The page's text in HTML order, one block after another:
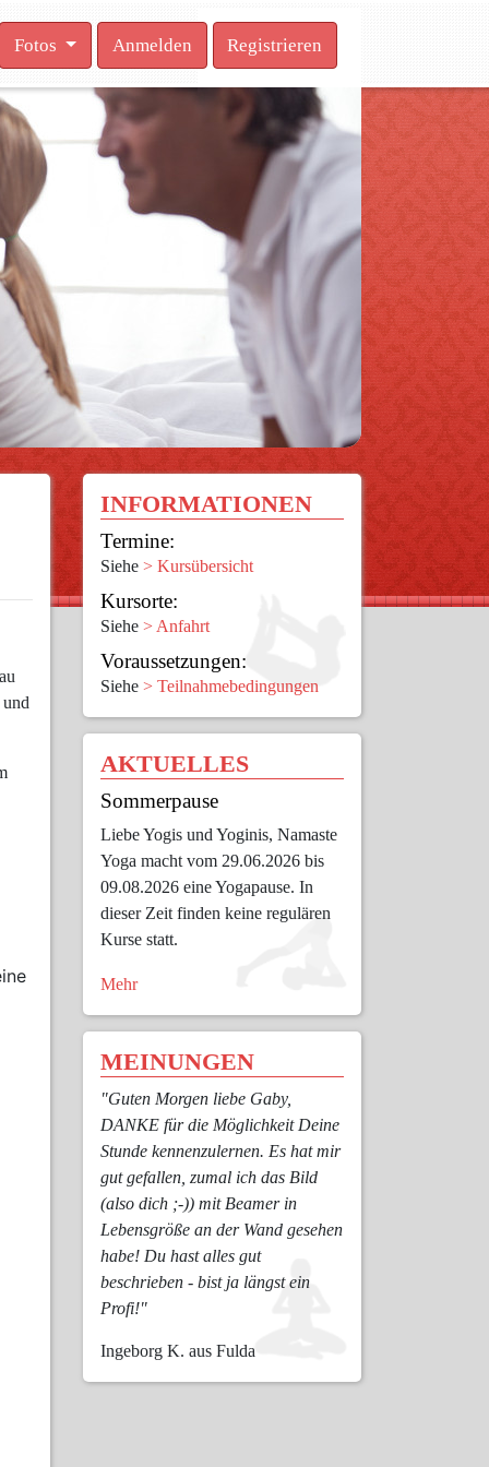
Fotos Anmelden Registrieren
INFORMATIONEN
Termine:
Siehe > Kursübersicht
Kursorte:
Siehe > Anfahrt
Voraussetzungen:
Siehe > Teilnahmebedingungen
AKTUELLES
Sommerpause
Liebe Yogis und Yoginis, Namaste
Yoga macht vom 29.06.2026 bis
09.08.2026 eine Yogapause. In
dieser Zeit finden keine regulären
Kurse statt.
Mehr
MEINUNGEN
"Guten Morgen liebe Gaby,
DANKE für die Möglichkeit Deine
Stunde kennenzulernen. Es hat mir
gut gefallen, zumal ich das Bild
(also dich ;-)) mit Beamer in
Lebensgröße an der Wand gesehen
habe! Du hast alles gut
beschrieben - bist ja längst ein
Profi!"
Ingeborg K. aus Fulda